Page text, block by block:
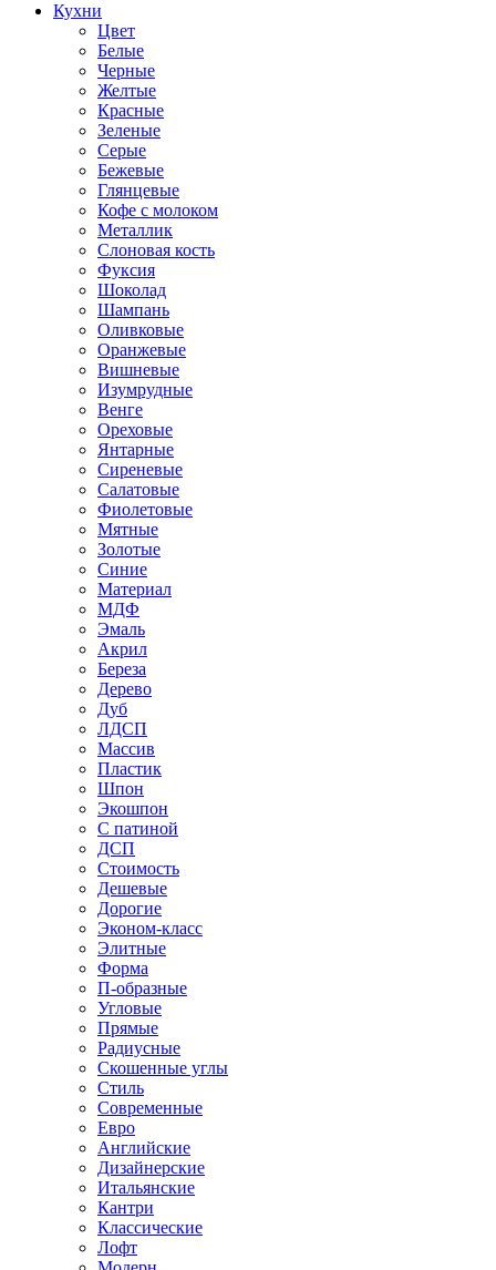
Кухни
Цвет
Белые
Черные
Желтые
Красные
Зеленые
Серые
Бежевые
Глянцевые
Кофе с молоком
Металлик
Слоновая кость
Фуксия
Шоколад
Шампань
Оливковые
Оранжевые
Вишневые
Изумрудные
Венге
Ореховые
Янтарные
Сиреневые
Салатовые
Фиолетовые
Мятные
Золотые
Синие
Материал
МДФ
Эмаль
Акрил
Береза
Дерево
Дуб
ЛДСП
Массив
Пластик
Шпон
Экошпон
С патиной
ДСП
Стоимость
Дешевые
Дорогие
Эконом-класс
Элитные
Форма
П-образные
Угловые
Прямые
Радиусные
Скошенные углы
Стиль
Современные
Евро
Английские
Дизайнерские
Итальянские
Кантри
Классические
Лофт